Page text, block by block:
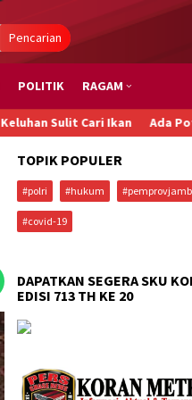
Pencarian
POLITIK RAGAM
Ikan Ada Potensi
TOPIK POPULER
#polri #hukum
#covid-19
DAPATKAN SEGERA SKU
EDISI 713 TH KE 20